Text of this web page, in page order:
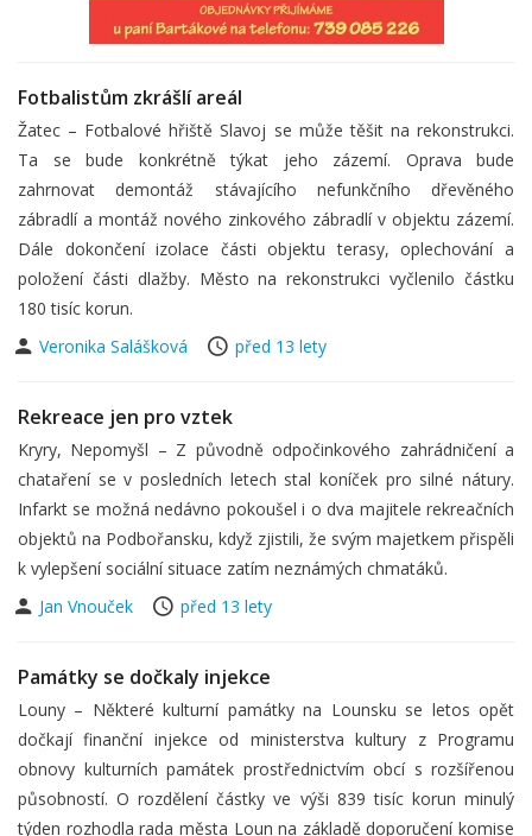
Fotbalistům zkrášlí areál
Žatec – Fotbalové hřiště Slavoj se může těšit na rekonstrukci.
Ta se bude konkrétně týkat jeho zázemí. Oprava bude
zahrnovat demontáž stávajícího nefunkčního dřevěného
zábradlí a montáž nového zinkového zábradlí v objektu zázemí.
Dále dokončení izolace části objektu terasy, oplechování a
položení části dlažby. Město na rekonstrukci vyčlenilo částku
180 tisíc korun.
Veronika Salášková
před 13 lety
Rekreace jen pro vztek
Kryry, Nepomyšl – Z původně odpočinkového zahrádničení a
chataření se v posledních letech stal koníček pro silné nátury.
Infarkt se možná nedávno pokoušel i o dva majitele rekreačních
objektů na Podbořansku, když zjistili, že svým majetkem přispěli
k vylepšení sociální situace zatím neznámých chmatáků.
Jan Vnouček
před 13 lety
Památky se dočkaly injekce
Louny – Některé kulturní památky na Lounsku se letos opět
dočkají finanční injekce od ministerstva kultury z Programu
obnovy kulturních památek prostřednictvím obcí s rozšířenou
působností. O rozdělení částky ve výši 839 tisíc korun minulý
týden rozhodla rada města Loun na základě doporučení komise